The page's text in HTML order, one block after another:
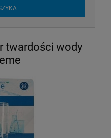
twardości wody